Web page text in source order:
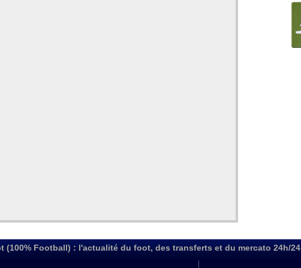
(100% Football) : l'actualité du foot, des transferts et du mercato 24h/24